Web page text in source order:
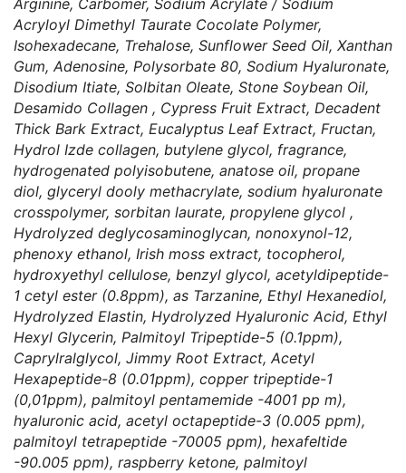
Arginine, Carbomer, Sodium Acrylate / Sodium
Acryloyl Dimethyl Taurate Cocolate Polymer,
Isohexadecane, Trehalose, Sunflower Seed Oil, Xanthan
Gum, Adenosine, Polysorbate 80, Sodium Hyaluronate,
Disodium Itiate, Solbitan Oleate, Stone Soybean Oil,
Desamido Collagen , Cypress Fruit Extract, Decadent
Thick Bark Extract, Eucalyptus Leaf Extract, Fructan,
Hydrol Izde collagen, butylene glycol, fragrance,
hydrogenated polyisobutene, anatose oil, propane
diol, glyceryl dooly methacrylate, sodium hyaluronate
crosspolymer, sorbitan laurate, propylene glycol ,
Hydrolyzed deglycosaminoglycan, nonoxynol-12,
phenoxy ethanol, Irish moss extract, tocopherol,
hydroxyethyl cellulose, benzyl glycol, acetyldipeptide-
1 cetyl ester (0.8ppm), as Tarzanine, Ethyl Hexanediol,
Hydrolyzed Elastin, Hydrolyzed Hyaluronic Acid, Ethyl
Hexyl Glycerin, Palmitoyl Tripeptide-5 (0.1ppm),
Caprylralglycol, Jimmy Root Extract, Acetyl
Hexapeptide-8 (0.01ppm), copper tripeptide-1
(0,01ppm), palmitoyl pentamemide -4001 pp m),
hyaluronic acid, acetyl octapeptide-3 (0.005 ppm),
palmitoyl tetrapeptide -70005 ppm), hexafeltide
-90.005 ppm), raspberry ketone, palmitoyl